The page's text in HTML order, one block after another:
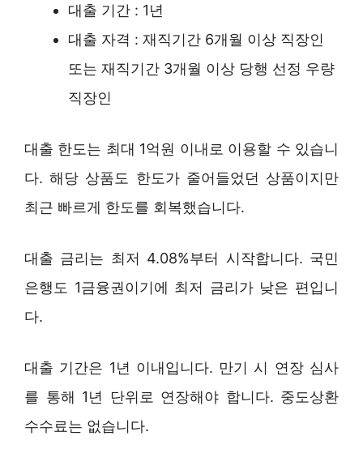
대출 기간 : 1년
대출 자격 : 재직기간 6개월 이상 직장인
또는 재직기간 3개월 이상 당행 선정 우량
직장인
대출 한도는 최대 1억원 이내로 이용할 수 있습니
다. 해당 상품도 한도가 줄어들었던 상품이지만
최근 빠르게 한도를 회복했습니다.
대출 금리는 최저 4.08%부터 시작합니다. 국민
은행도 1금융권이기에 최저 금리가 낮은 편입니
다.
대출 기간은 1년 이내입니다. 만기 시 연장 심사
를 통해 1년 단위로 연장해야 합니다. 중도상환
수수료는 없습니다.